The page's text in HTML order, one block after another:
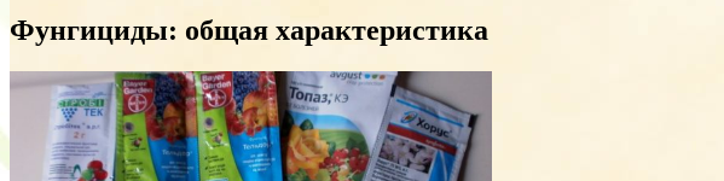
Фунгициды: общая характеристика